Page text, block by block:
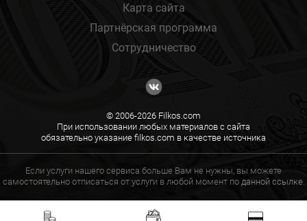
Карта сайта
Партнёрская программа
Сотрудничество
© 2006-2026 Filkos.com
При использовании любых материалов с сайта
обязательно указание filkos.com в качестве источника
Если услуги нашего сервиса больше Вам не нужны, вы можете
самостоятельно отписаться от услуги в любой момент по данной ссылке.